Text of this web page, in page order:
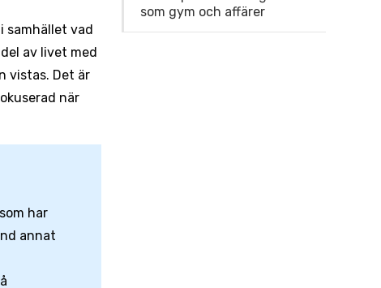
samhället vad
av livet med
vistas. Det är
när
har
annat
som gym och affärer